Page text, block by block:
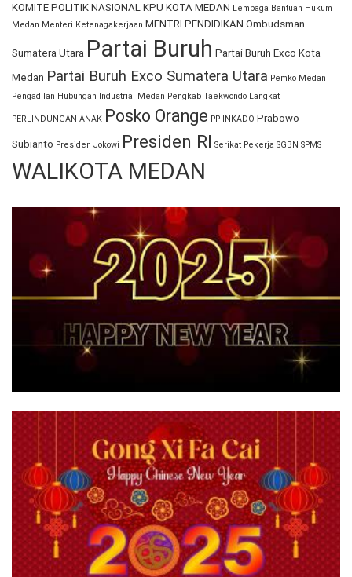
KOMITE POLITIK NASIONAL KPU KOTA MEDAN Lembaga Bantuan Hukum
Medan Menteri Ketenagakerjaan MENTRI PENDIDIKAN Ombudsman
Sumatera Utara Partai Buruh Partai Buruh Exco Kota
Medan Partai Buruh Exco Sumatera Utara Pemko Medan
Pengadilan Hubungan Industrial Medan Pengkab Taekwondo Langkat
PERLINDUNGAN ANAK Posko Orange PP INKADO Prabowo
Subianto Presiden Jokowi Presiden RI Serikat Pekerja SGBN SPMS
WALIKOTA MEDAN